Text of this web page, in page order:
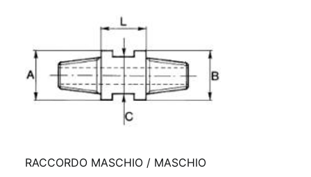
RACCORDO MASCHIO / MASCHIO